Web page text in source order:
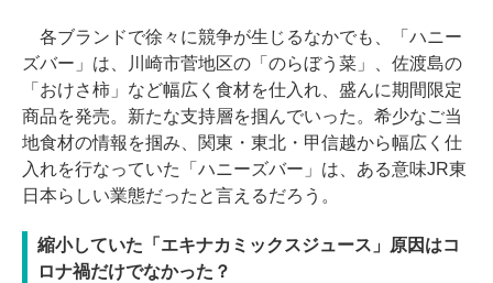
各ブランドで徐々に競争が生じるなかでも、「ハニー
ズバー」は、川崎市菅地区の「のらぼう菜」、佐渡島の
「おけさ柿」など幅広く食材を仕入れ、盛んに期間限定
商品を発売。新たな支持層を掴んでいった。希少なご当
地食材の情報を掴み、関東・東北・甲信越から幅広く仕
入れを行なっていた「ハニーズバー」は、ある意味JR東
日本らしい業態だったと言えるだろう。
縮小していた「エキナカミックスジュース」原因はコ
ロナ禍だけでなかった？